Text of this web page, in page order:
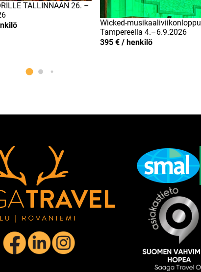
TALLINNAAN 26. –
Wicked-musikaaliviikonloppu
Tampereella 4.–6.9.2026
395 € / henkilö